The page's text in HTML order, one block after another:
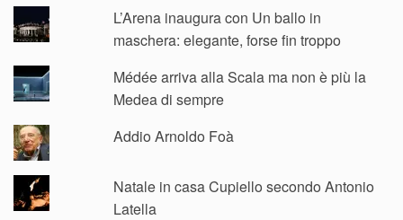
L’Arena inaugura con Un ballo in
maschera: elegante, forse fin troppo
Médée arriva alla Scala ma non è più la
Medea di sempre
Addio Arnoldo Foà
Natale in casa Cupiello secondo Antonio
Latella